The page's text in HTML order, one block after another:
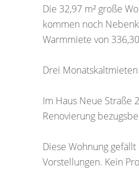
Die 32,97 m² große
kommen noch
Warmmiete von
Drei
Im Haus Neue Straße
Renovierung
Diese Wohnung
Vorstellungen. Kein